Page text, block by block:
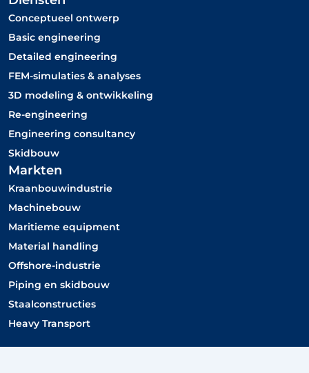
k
e
d
i
n
-
m
a
r
k
e
d
Conceptueel ontwerp​
Basic engineering
Detailed engineering
FEM-simulaties & analyses
3D modeling & ontwikkeling
Re-engineering
Engineering consultancy
Skidbouw
Markten
Kraanbouwindustrie
Machinebouw
Maritieme equipment
Material handling
Offshore-industrie
Piping en skidbouw
Staalconstructies
Heavy Transport